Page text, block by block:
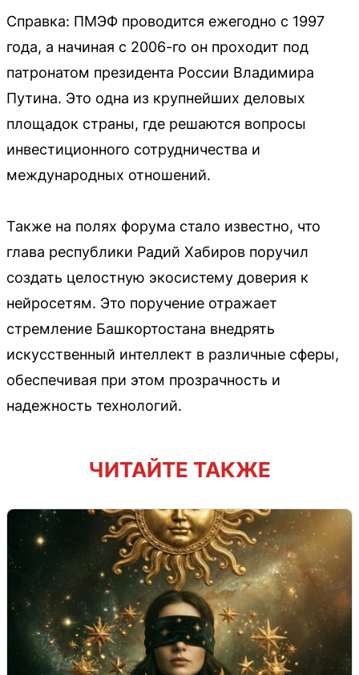
Справка: ПМЭФ проводится ежегодно с 1997
года, а начиная с 2006-го он проходит под
патронатом президента России Владимира
Путина. Это одна из крупнейших деловых
площадок страны, где решаются вопросы
инвестиционного сотрудничества и
международных отношений.
Также на полях форума стало известно, что
глава республики Радий Хабиров поручил
создать целостную экосистему доверия к
нейросетям. Это поручение отражает
стремление Башкортостана внедрять
искусственный интеллект в различные сферы,
обеспечивая при этом прозрачность и
надежность технологий.
ЧИТАЙТЕ ТАКЖЕ